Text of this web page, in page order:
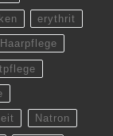
erythrit
Haarpflege
Natron